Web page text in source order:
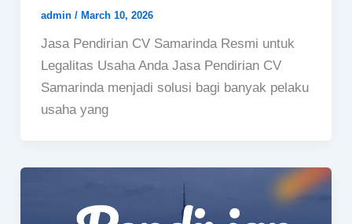
admin / March 10, 2026
Jasa Pendirian CV Samarinda Resmi untuk
Legalitas Usaha Anda Jasa Pendirian CV
Samarinda menjadi solusi bagi banyak pelaku
usaha yang